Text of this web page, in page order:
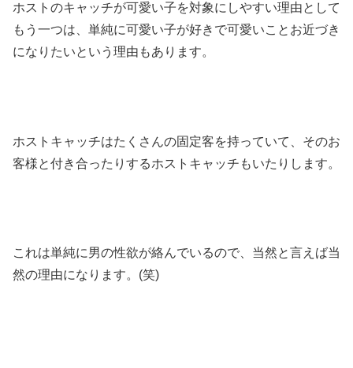
ホストのキャッチが可愛い子を対象にしやすい理由として
もう一つは、単純に可愛い子が好きで可愛いことお近づき
になりたいという理由もあります。
ホストキャッチはたくさんの固定客を持っていて、そのお
客様と付き合ったりするホストキャッチもいたりします。
これは単純に男の性欲が絡んでいるので、当然と言えば当
然の理由になります。(笑)